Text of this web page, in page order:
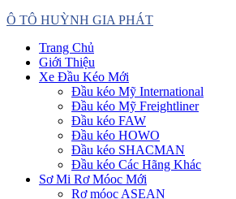
Ô TÔ HUỲNH GIA PHÁT
Trang Chủ
Giới Thiệu
Xe Đầu Kéo Mới
Đầu kéo Mỹ International
Đầu kéo Mỹ Freightliner
Đầu kéo FAW
Đầu kéo HOWO
Đầu kéo SHACMAN
Đầu kéo Các Hãng Khác
Sơ Mi Rơ Móoc Mới
Rơ móoc ASEAN